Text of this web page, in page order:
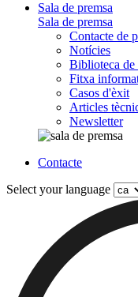
Sala de premsa
Sala de premsa
Contacte de
Notícies
Biblioteca de
Fitxa
Casos d'èxit
Articles
Newsletter
Contacte
Select your language